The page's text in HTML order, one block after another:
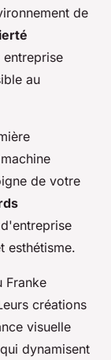
de
au
de votre
esthétisme.
Franke
créations
visuelle
qui dynamisent